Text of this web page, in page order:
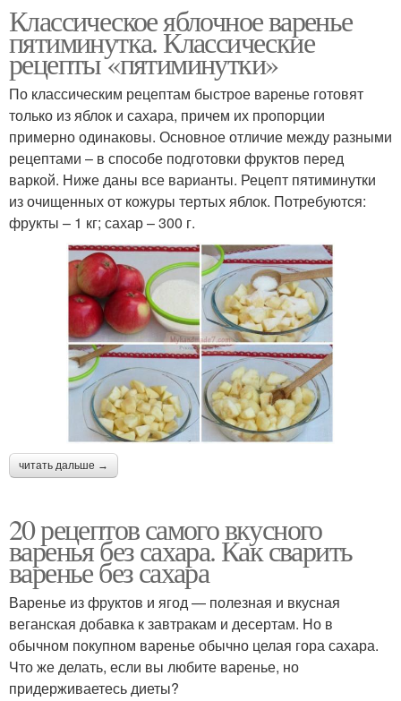
Варение с пектином Варения с пектином
Варения на основе Клубничное варение
Варение без варки Рецепты из клубники
Конфитюр из клубники
Классическое яблочное варенье
пятиминутка. Классические
рецепты «пятиминутки»
По классическим рецептам быстрое варенье готовят
только из яблок и сахара, причем их пропорции
примерно одинаковы. Основное отличие между разными
рецептами – в способе подготовки фруктов перед
варкой. Ниже даны все варианты. Рецепт пятиминутки
из очищенных от кожуры тертых яблок. Потребуются:
фрукты – 1 кг; сахар – 300 г.
читать дальше →
20 рецептов самого вкусного
варенья без сахара. Как сварить
варенье без сахара
Варенье из фруктов и ягод — полезная и вкусная
веганская добавка к завтракам и десертам. Но в
обычном покупном варенье обычно целая гора сахара.
Что же делать, если вы любите варенье, но
придерживаетесь диеты?